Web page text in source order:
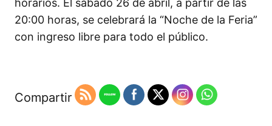
20:00 horas, se celebrará la “Noche de la Feria”
con ingreso libre para todo el público.
Compartir